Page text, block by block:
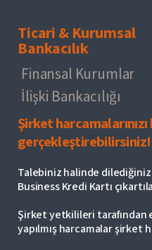
Ticari & Kurumsal
Bankacılık
Finansal Kurumlar
İlişki Bankacılığı
Şirket
gerçekleştirebilirsiniz!
Talebiniz halinde
Business Kredi Kartı
Şirket yetkilileri tarafından
yapılmış harcamalar şirket